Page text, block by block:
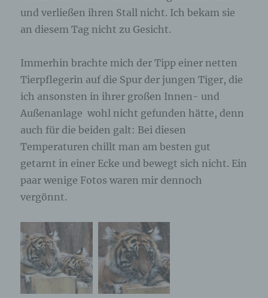
und verließen ihren Stall nicht. Ich bekam sie
an diesem Tag nicht zu Gesicht.
Immerhin brachte mich der Tipp einer netten
Tierpflegerin auf die Spur der jungen Tiger, die
ich ansonsten in ihrer großen Innen- und
Außenanlage wohl nicht gefunden hätte, denn
auch für die beiden galt: Bei diesen
Temperaturen chillt man am besten gut
getarnt in einer Ecke und bewegt sich nicht. Ein
paar wenige Fotos waren mir dennoch
vergönnt.
Auftragsverarbeiter, beispielsweise einen
Paketdienstleister, veranlassen, der die
personenbezogenen Daten ebenfalls
ausschließlich für eine interne Verwendung, die
zuzurechnen ist, nutzt.
Durch eine Registrierung auf der Internetseite des
für die Verarbeitung Verantwortlichen wird ferner
die vom Internet-Service-Provider (ISP) der
betroffenen Person vergebene IP-Adresse, das
Datum sowie die Uhrzeit der Registrierung
gespeichert. Die Speicherung dieser Daten erfolgt
unserer Dienste verhindert werden kann, und
diese Daten im Bedarfsfall ermöglichen,
begangene Straftaten aufzuklären. Insofern ist die
Speicherung dieser Daten zur Absicherung des für
Eine Weitergabe dieser Daten an Dritte erfolgt
grundsätzlich nicht, sofern keine gesetzliche
Pflicht zur Weitergabe besteht oder die Weitergabe
der Strafverfolgung dient.
Die Registrierung der betroffenen Person unter